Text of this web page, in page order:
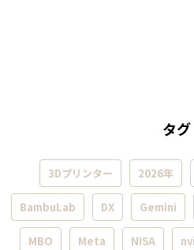
タグ
3Dプリンター 2026年
BambuLab DX Gemini
MBO Meta NISA